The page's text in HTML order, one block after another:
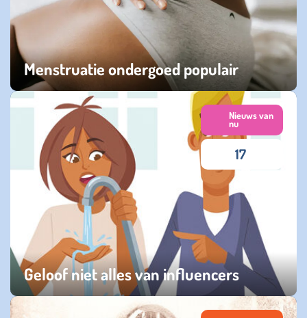
Menstruatie ondergoed populair
woensdag 03 juni 2026
Geloof niet alles van influencers
maandag 01 juni 2026
Nieuws van
nu
17